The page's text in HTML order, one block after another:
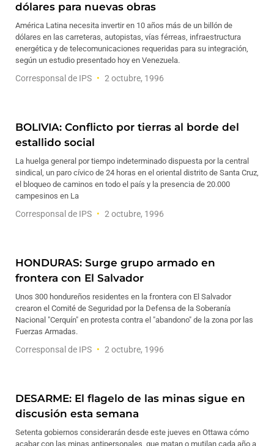
dólares para nuevas obras
América Latina necesita invertir en 10 años más de un billón de
dólares en las carreteras, autopistas, vías férreas, infraestructura
energética y de telecomunicaciones requeridas para su integración,
según un estudio presentado hoy en Venezuela.
Corresponsal de IPS 2 octubre, 1996
BOLIVIA: Conflicto por tierras al borde del
estallido social
La huelga general por tiempo indeterminado dispuesta por la central
sindical, un paro cívico de 24 horas en el oriental distrito de Santa Cruz,
el bloqueo de caminos en todo el país y la presencia de 20.000
campesinos en La
Corresponsal de IPS 2 octubre, 1996
HONDURAS: Surge grupo armado en
frontera con El Salvador
Unos 300 hondureños residentes en la frontera con El Salvador
crearon el Comité de Seguridad por la Defensa de la Soberanía
Nacional "Cerquín" en protesta contra el "abandono" de la zona por las
Fuerzas Armadas.
Corresponsal de IPS 2 octubre, 1996
DESARME: El flagelo de las minas sigue en
discusión esta semana
Setenta gobiernos considerarán desde este jueves en Ottawa cómo
acabar con las minas antipersonales, que matan o mutilan cada año a